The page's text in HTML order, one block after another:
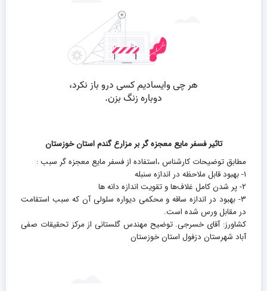
تاثیر فسفر مایع معجزه گر بر مزارع گندم استان خوزستان
مطابق توضیحات کارشناس ،استفاده از فسفر مایع معجزه گر سبب :
۱- بهبود قابل ملاحظه در اندازه سنبله
۲- پر شدن کامل غلاف‌ها و تقویت اندازه دانه ها
۳- بهبود در اندازه ساقه و محکمی دیواره سلولی آن که سبب استقامت
در مقابل ورس شده است.
کشاورز: آقای خسرجی. توضیح مهندس گلستانی از مرکز تحقیقات صفی
آباد شهرستان دزفول استان خوزستان